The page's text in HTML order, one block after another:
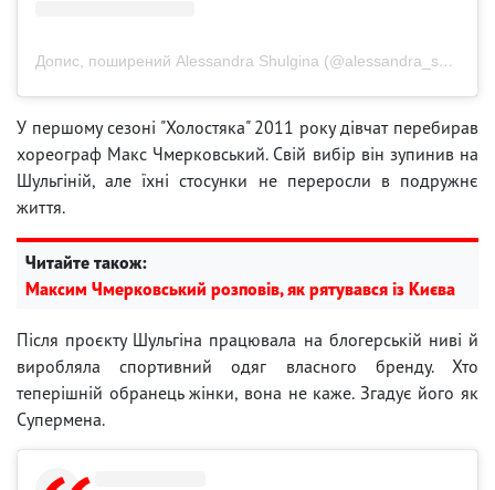
Допис, поширений Alessandra Shulgina (@alessandra_shulgina)
У першому сезоні "Холостяка" 2011 року дівчат перебирав
хореограф Макс Чмерковський. Свій вибір він зупинив на
Шульгіній, але їхні стосунки не переросли в подружнє
життя.
Читайте також:
Максим Чмерковський розповів, як рятувався із Києва
Після проєкту Шульгіна працювала на блогерській ниві й
виробляла спортивний одяг власного бренду. Хто
теперішній обранець жінки, вона не каже. Згадує його як
Супермена.